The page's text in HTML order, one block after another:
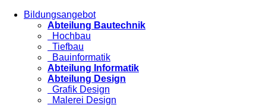
Bildungsangebot
Abteilung Bautechnik
Hochbau
Tiefbau
Bauinformatik
Abteilung Informatik
Abteilung Design
Grafik Design
Malerei Design